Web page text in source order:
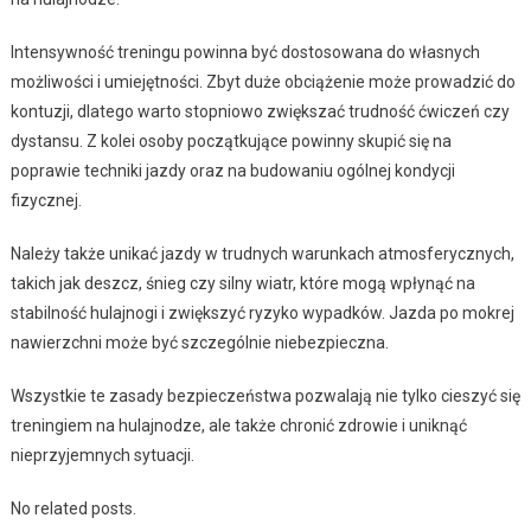
Intensywność treningu powinna być dostosowana do własnych
możliwości i umiejętności. Zbyt duże obciążenie może prowadzić do
kontuzji, dlatego warto stopniowo zwiększać trudność ćwiczeń czy
dystansu. Z kolei osoby początkujące powinny skupić się na
poprawie techniki jazdy oraz na budowaniu ogólnej kondycji
fizycznej.
Należy także unikać jazdy w trudnych warunkach atmosferycznych,
takich jak deszcz, śnieg czy silny wiatr, które mogą wpłynąć na
stabilność hulajnogi i zwiększyć ryzyko wypadków. Jazda po mokrej
nawierzchni może być szczególnie niebezpieczna.
Wszystkie te zasady bezpieczeństwa pozwalają nie tylko cieszyć się
treningiem na hulajnodze, ale także chronić zdrowie i uniknąć
nieprzyjemnych sytuacji.
No related posts.